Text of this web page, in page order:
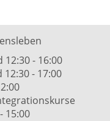
12:30 - 16:00
- 17:00
15:00